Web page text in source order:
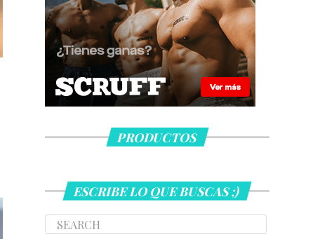
PRODUCTOS
ESCRIBE LO QUE BUSCAS ;)